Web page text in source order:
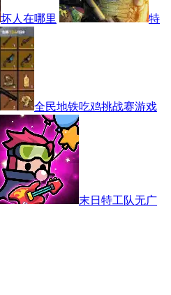
坏人在哪里 特
全民地铁吃鸡挑战赛游戏
末日特工队无广